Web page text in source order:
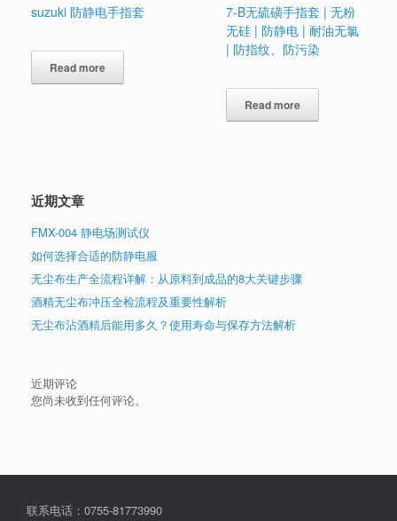
suzuki 防静电手指套
Read more
7-B无硫磺手指套 | 无粉
无硅 | 防静电 | 耐油无氯
| 防指纹、防污染
Read more
近期文章
FMX-004 静电场测试仪
如何选择合适的防静电服
无尘布生产全流程详解：从原料到成品的8大关键步骤
酒精无尘布冲压全检流程及重要性解析
无尘布沾酒精后能用多久？使用寿命与保存方法解析
近期评论
您尚未收到任何评论。
联系电话：0755-81773990